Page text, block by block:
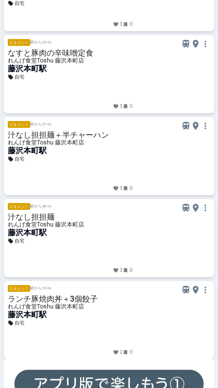
自宅
3 0
エキメシ！ 駅から23 m
なすと豚肉の辛味噌定食
れんげ食堂Toshu 藤沢本町店
藤沢本町駅
自宅
3 0
エキメシ！ 駅から27 m
汁なし担担麺＋半チャーハン
れんげ食堂Toshu 藤沢本町店
藤沢本町駅
自宅
3 0
エキメシ！ 駅から26 m
汁なし担担麺
れんげ食堂Toshu 藤沢本町店
藤沢本町駅
自宅
3 0
エキメシ！ 駅から19 m
ランチ豚焼肉丼＋3個餃子
れんげ食堂Toshu 藤沢本町店
藤沢本町駅
自宅
2 0